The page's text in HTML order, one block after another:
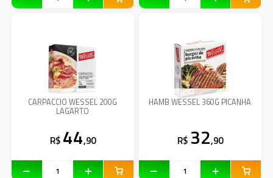
CARPACCIO WESSEL 200G
LAGARTO
R$ 44,90
HAMB WESSEL 360G PICANHA
R$ 32,90